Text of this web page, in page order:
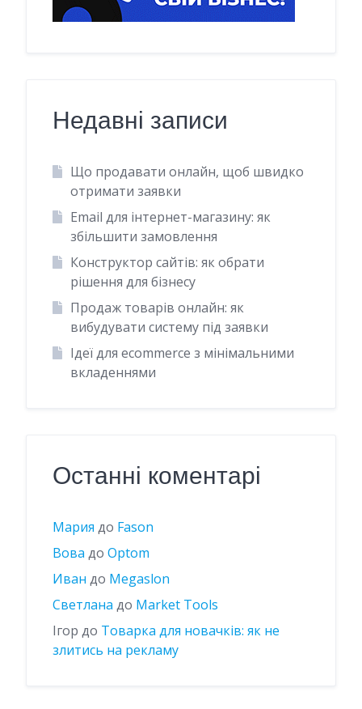
Недавні записи
Що продавати онлайн, щоб швидко
отримати заявки
Email для інтернет-магазину: як
збільшити замовлення
Конструктор сайтів: як обрати
рішення для бізнесу
Продаж товарів онлайн: як
вибудувати систему під заявки
Ідеї для ecommerce з мінімальними
вкладеннями
Останні коментарі
Мария до Fason
Вова до Optom
Иван до Megaslon
Светлана до Market Tools
Ігор до Товарка для новачків: як не
злитись на рекламу